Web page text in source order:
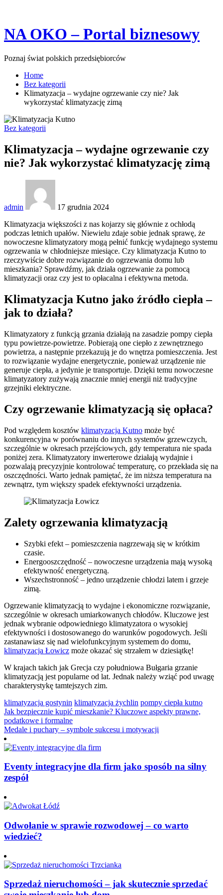
Skip
to
NA OKO – Portal biznesowy
Poznaj świat polskich przedsiębiorców
Home
Bez kategorii
Klimatyzacja – wydajne ogrzewanie czy nie? Jak
wykorzystać klimatyzację zimą
Bez kategorii
Klimatyzacja – wydajne ogrzewanie czy
nie? Jak wykorzystać klimatyzację zimą
admin
17 grudnia 2024
Klimatyzacja większości z nas kojarzy się głównie z ochłodą
podczas letnich upałów. Niewielu zdaje sobie jednak sprawę, że
nowoczesne klimatyzatory mogą pełnić funkcję wydajnego systemu
ogrzewania w chłodniejsze miesiące. Czy klimatyzacja Kutno to
rzeczywiście dobre rozwiązanie do ogrzewania domu lub
mieszkania? Sprawdźmy, jak działa ogrzewanie za pomocą
klimatyzacji oraz czy jest to opłacalna i efektywna metoda.
Klimatyzacja Kutno jako źródło ciepła –
jak to działa?
Klimatyzatory z funkcją grzania działają na zasadzie pompy ciepła
typu powietrze-powietrze. Pobierają one ciepło z zewnętrznego
powietrza, a następnie przekazują je do wnętrza pomieszczenia. Jest
to rozwiązanie wydajne energetycznie, ponieważ urządzenie nie
generuje ciepła, a jedynie je transportuje. Dzięki temu nowoczesne
klimatyzatory zużywają znacznie mniej energii niż tradycyjne
grzejniki elektryczne.
Czy ogrzewanie klimatyzacją się opłaca?
Pod względem kosztów klimatyzacja Kutno może być
konkurencyjna w porównaniu do innych systemów grzewczych,
szczególnie w okresach przejściowych, gdy temperatura nie spada
poniżej zera. Klimatyzatory inwerterowe działają wydajnie i
pozwalają precyzyjnie kontrolować temperaturę, co przekłada się na
oszczędności. Warto jednak pamiętać, że im niższa temperatura na
zewnątrz, tym większy spadek efektywności urządzenia.
Zalety ogrzewania klimatyzacją
Szybki efekt – pomieszczenia nagrzewają się w krótkim
czasie.
Energooszczędność – nowoczesne urządzenia mają wysoką
efektywność energetyczną.
Wszechstronność – jedno urządzenie chłodzi latem i grzeje
zimą.
Ogrzewanie klimatyzacją to wydajne i ekonomiczne rozwiązanie,
szczególnie w okresach umiarkowanych chłodów. Kluczowe jest
jednak wybranie odpowiedniego klimatyzatora o wysokiej
efektywności i dostosowanego do warunków pogodowych. Jeśli
zastanawiasz się nad wielofunkcyjnym systemem do domu,
klimatyzacja Łowicz może okazać się strzałem w dziesiątkę!
W krajach takich jak Grecja czy południowa Bułgaria grzanie
klimatyzacją jest popularne od lat. Jednak należy wziąć pod uwagę
charakterystykę tamtejszych zim.
klimatyzacja gostynin klimatyzacja żychlin pompy ciepła kutno
Nawigacja
wpisu
Jak bezpiecznie kupić mieszkanie? Kluczowe aspekty prawne,
podatkowe i formalne
Medale i puchary – symbole sukcesu i motywacji
Eventy integracyjne dla firm jako sposób na silny
zespół
Odwołanie w sprawie rozwodowej – co warto
wiedzieć?
Sprzedaż nieruchomości – jak skutecznie sprzedać